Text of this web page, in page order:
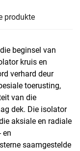
produkte
beginsel van
kruis en
verhard deur
toerusting,
van die
dek. Die isolator
aksiale en radiale
en
saamgestelde